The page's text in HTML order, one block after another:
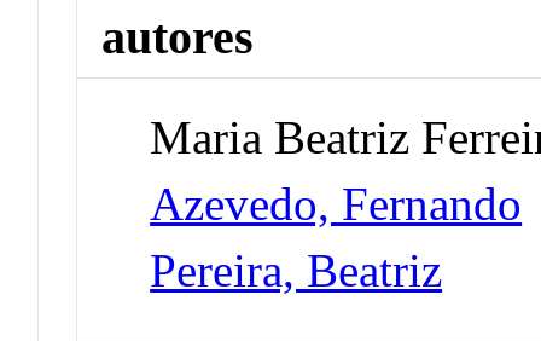
autores
Maria Beatriz
Azevedo, Fernando
Pereira, Beatriz